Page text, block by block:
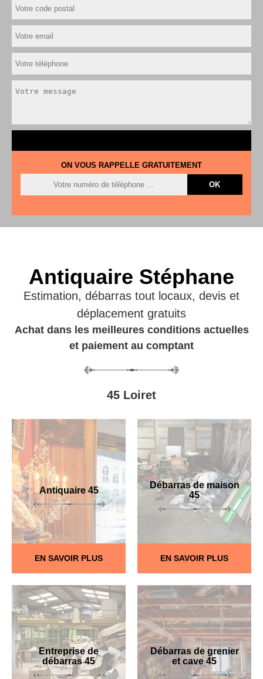
ON VOUS RAPPELLE GRATUITEMENT
Antiquaire Stéphane
Estimation, débarras tout locaux, devis et
déplacement gratuits
Achat dans les meilleures conditions actuelles
et paiement au comptant
45 Loiret
Antiquaire 45
EN SAVOIR PLUS
Débarras de maison
45
EN SAVOIR PLUS
Entreprise de
débarras 45
Débarras de grenier
et cave 45